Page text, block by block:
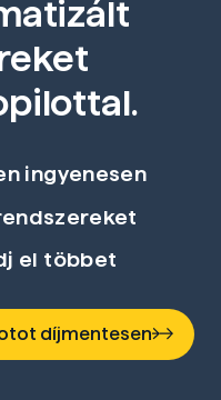
ingyenesen
el többet
díjmentesen